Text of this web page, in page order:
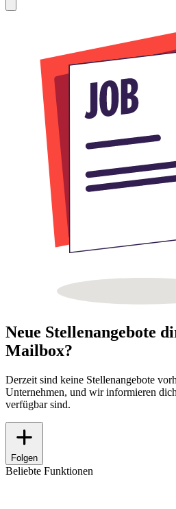
Neue Stellenangebote
Mailbox?
Derzeit sind keine Stellenangebote
Unternehmen, und wir informieren
verfügbar sind.
Folgen
Beliebte Funktionen